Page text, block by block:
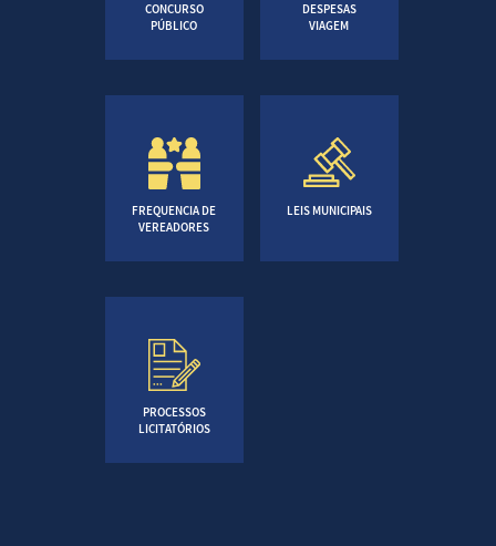
CONCURSO
PÚBLICO
DESPESAS
VIAGEM
FREQUENCIA DE
VEREADORES
LEIS MUNICIPAIS
PROCESSOS
LICITATÓRIOS